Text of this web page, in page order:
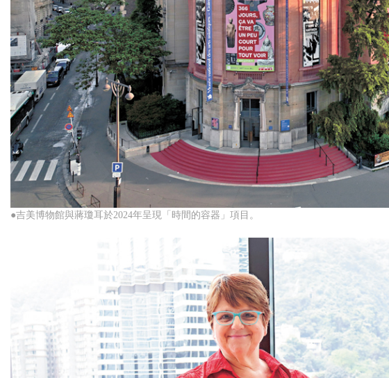
●吉美博物館與蔣瓊耳於2024年呈現「時間的容器」項目。